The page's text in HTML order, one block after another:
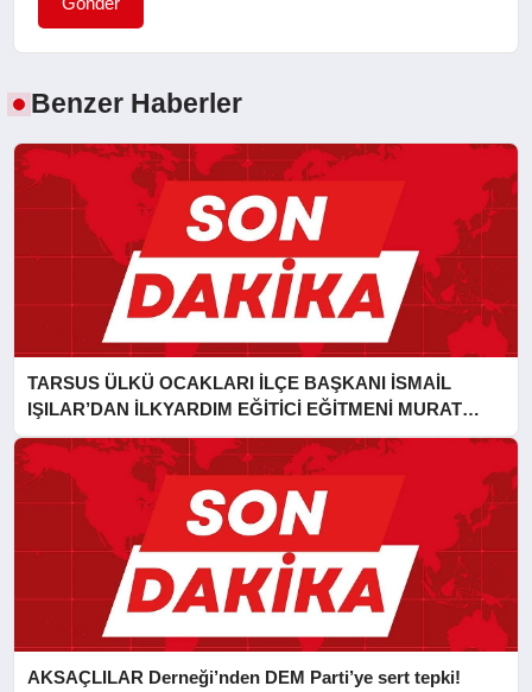
Benzer Haberler
TARSUS ÜLKÜ OCAKLARI İLÇE BAŞKANI İSMAİL
IŞILAR’DAN İLKYARDIM EĞİTİCİ EĞİTMENİ MURAT
CAN FİDAN’A ZİYARET
AKSAÇLILAR Derneği’nden DEM Parti’ye sert tepki!